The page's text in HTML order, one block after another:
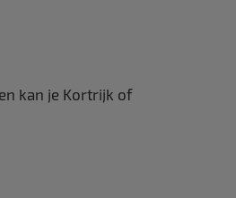
kan je Kortrijk of